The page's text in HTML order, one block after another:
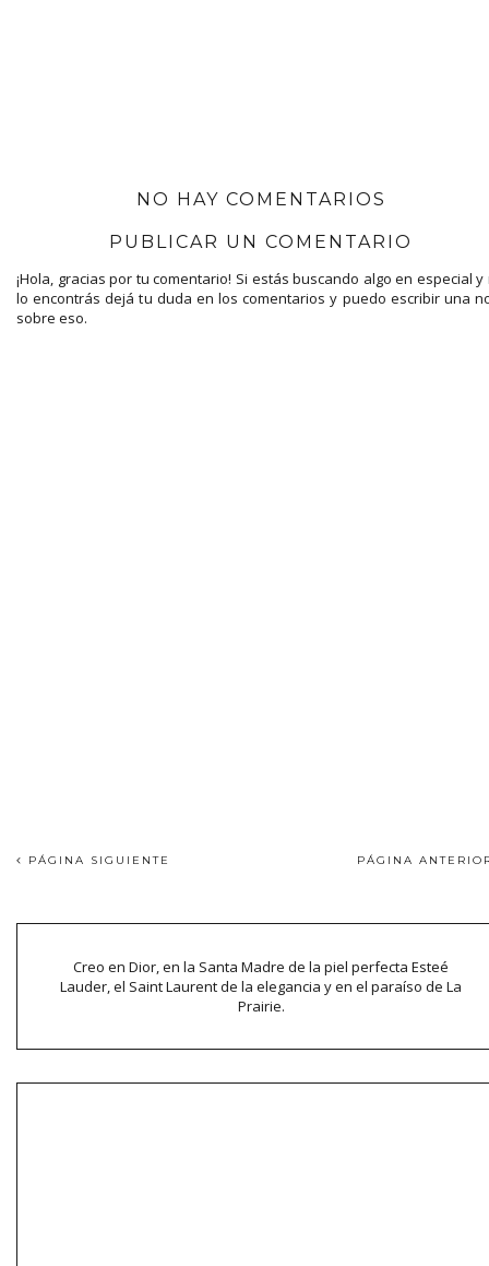
NO HAY COMENTARIOS
PUBLICAR UN COMENTARIO
¡Hola, gracias por tu comentario! Si estás buscando algo en especial y
lo encontrás dejá tu duda en los comentarios y puedo escribir una
sobre eso.
PÁGINA SIGUIENTE PÁGINA
Creo en Dior, en la Santa Madre de la piel perfecta Esteé
Lauder, el Saint Laurent de la elegancia y en el paraíso de La
Prairie.